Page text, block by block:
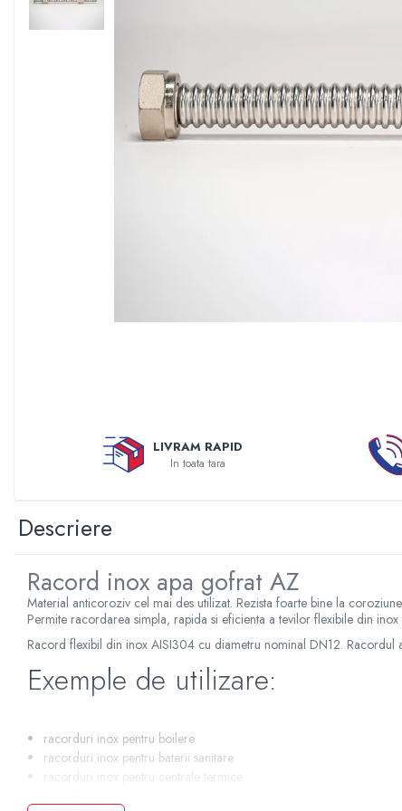
Consumabile Statii medii filtrante
Consumabile Statii osmoza
Statii filtrare apa cu medii filtrante
Accesorii consumabile sterilizator
Accesorii consumabile
dedurizatoare apa
Incalzire in pardoseala
Accesorii incalzire in pardoseala
Automatizare incalzire in
pardoseala
Kituri incalzire in pardoseala
Cutie distribuitor incalzire in
Distribuitoare incalzire pardoseala
Grup amestec si pompare incalzire
LIVRAM RAPID
In toata tara
Descriere
Racord inox apa gofrat AZ
Material anticoroziv cel mai des utilizat. Rezista foarte bine la
Permite racordarea simpla, rapida si eficienta a tevilor flexibile din
Racord flexibil din inox AISI304 cu diametru nominal DN12. Racordul
Exemple de utilizare:
racorduri inox pentru boilere
racorduri inox pentru baterii sanitare
racorduri inox pentru centrale termice